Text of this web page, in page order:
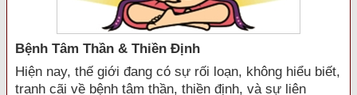
Bệnh Tâm Thần & Thiền Định
Hiện nay, thế giới đang có sự rối loạn, không hiểu biết,
tranh cãi về bệnh tâm thần, thiền định, và sự liên